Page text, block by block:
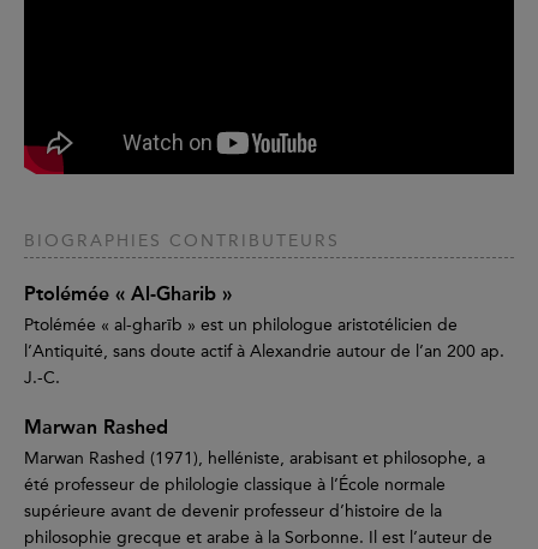
BIOGRAPHIES CONTRIBUTEURS
Ptolémée « Al-Gharib »
Ptolémée « al-gharīb » est un philologue aristotélicien de
l’Antiquité, sans doute actif à Alexandrie autour de l’an 200 ap.
J.-C.
Marwan Rashed
Marwan Rashed (1971), helléniste, arabisant et philosophe, a
été professeur de philologie classique à l’École normale
supérieure avant de devenir professeur d’histoire de la
philosophie grecque et arabe à la Sorbonne. Il est l’auteur de